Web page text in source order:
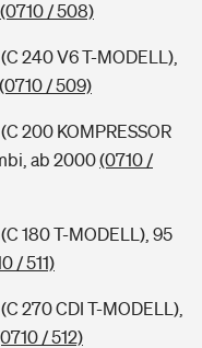
(0710 / 508)
240 V6 T-MODELL),
(0710 / 509)
200 KOMPRESSOR
ab 2000(0710 /
180 T-MODELL), 95
/ 511)
270 CDI T-MODELL),
/ 512)